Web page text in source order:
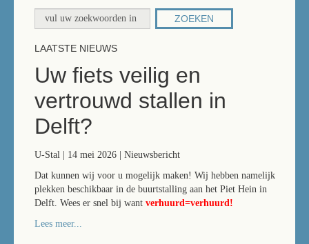
ZOEKEN
LAATSTE NIEUWS
Uw fiets veilig en
vertrouwd stallen in
Delft?
U-Stal | 14 mei 2026 | Nieuwsbericht
Dat kunnen wij voor u mogelijk maken! Wij hebben namelijk
plekken beschikbaar in de buurtstalling aan het Piet Hein in
Delft. Wees er snel bij want verhuurd=verhuurd!
Lees meer...